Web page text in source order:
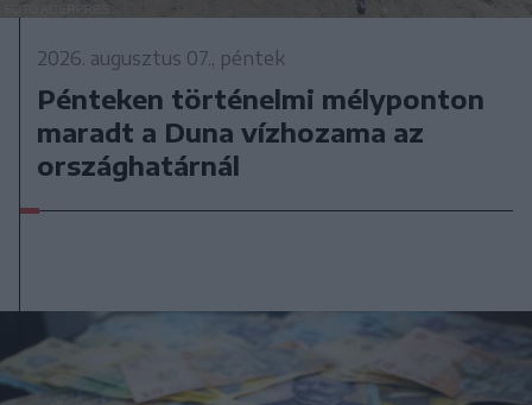
2026. augusztus 07., péntek
Pénteken történelmi mélyponton
maradt a Duna vízhozama az
országhatárnál